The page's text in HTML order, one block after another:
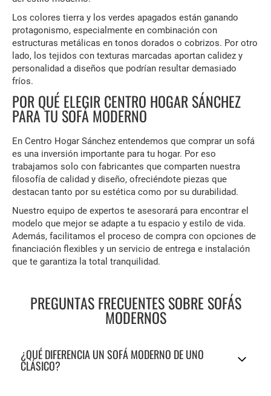
Los colores tierra y los verdes apagados están ganando
protagonismo, especialmente en combinación con
estructuras metálicas en tonos dorados o cobrizos. Por otro
lado, los tejidos con texturas marcadas aportan calidez y
personalidad a diseños que podrían resultar demasiado
fríos.
POR QUÉ ELEGIR CENTRO HOGAR SÁNCHEZ
PARA TU SOFÁ MODERNO
En Centro Hogar Sánchez entendemos que comprar un sofá
es una inversión importante para tu hogar. Por eso
trabajamos solo con fabricantes que comparten nuestra
filosofía de calidad y diseño, ofreciéndote piezas que
destacan tanto por su estética como por su durabilidad.
Nuestro equipo de expertos te asesorará para encontrar el
modelo que mejor se adapte a tu espacio y estilo de vida.
Además, facilitamos el proceso de compra con opciones de
financiación flexibles y un servicio de entrega e instalación
que te garantiza la total tranquilidad.
PREGUNTAS FRECUENTES SOBRE SOFÁS
MODERNOS
¿QUÉ DIFERENCIA UN SOFÁ MODERNO DE UNO
CLÁSICO?